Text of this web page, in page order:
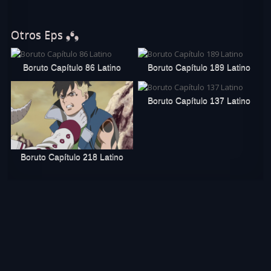
Otros Eps ❟❛❟
Boruto Capítulo 86 Latino Boruto Capítulo 189 Latino
Boruto Capítulo 218 Latino
Boruto Capítulo 137 Latino